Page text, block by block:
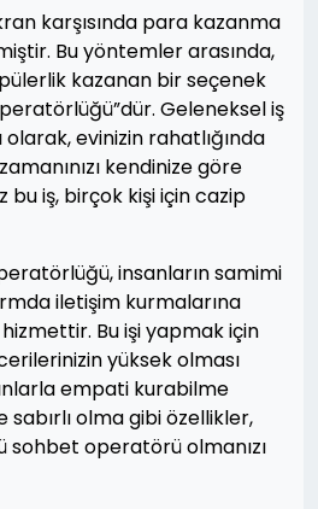
karşısında para kazanma
Bu yöntemler arasında,
kazanan bir seçenek
Geleneksel iş
evinizin rahatlığında
kendinize göre
iş, birçok kişi için cazip
insanların samimi
iletişim kurmalarına
Bu işi yapmak için
yüksek olması
empati kurabilme
sabırlı olma gibi özellikler,
sohbet operatörü olmanızı